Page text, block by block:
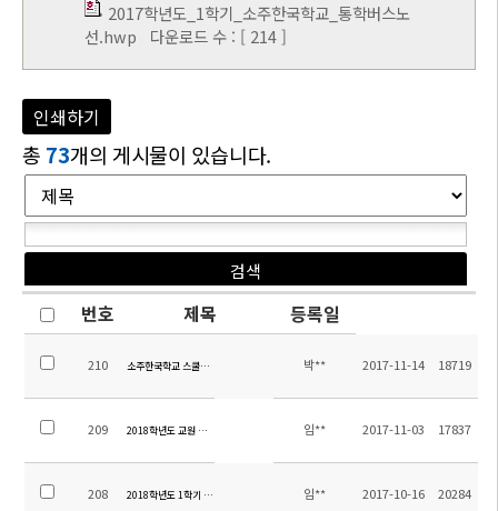
2017학년도_1학기_소주한국학교_통학버스노
선.hwp 다운로드 수 : [ 214 ]
인쇄하기
총 73개의 게시물이 있습니다.
번호 제목 등록일
210 소주한국학교 스쿨버스 제작 입찰공고 박** 2017-11-14 18719
209 2018학년도 교원 추가 초빙 공고 임** 2017-11-03 17837
208 2018학년도 1학기 입학안내 임** 2017-10-16 20284